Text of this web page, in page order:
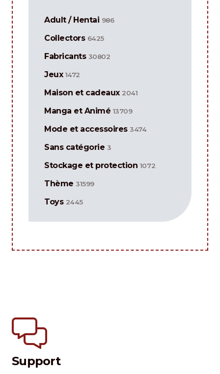
Adult / Hentai 986
Collectors 6425
Fabricants 30802
Jeux 1472
Maison et cadeaux 2041
Manga et Animé 13709
Mode et accessoires 3474
Sans catégorie 3
Stockage et protection 1072
Thème 31599
Toys 2445
Support